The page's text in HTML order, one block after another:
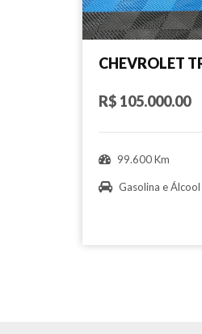
CHEVROLET
R$ 105.000.00
99.600 Km
Gasolina e Álcool